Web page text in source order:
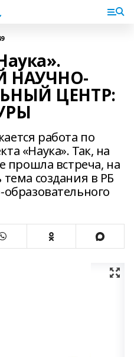
НАУЧНО-
ЦЕНТР:
работа по
«Наука». Так, на
прошла встреча, на
создания в РБ